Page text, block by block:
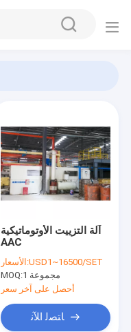
آلة التزييت الأوتوماتيكية
AAC
الأسعار:USD1~16500/SET
MOQ:
1 مجموعة
أحصل على آخر سعر
ﺎﺘﺼﻟ ﺍﻶﻧ